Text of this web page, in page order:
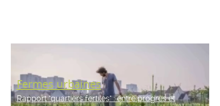
Rapport "quartiers fertiles" : entre progrès et
Fermes urbaines